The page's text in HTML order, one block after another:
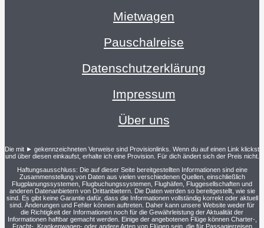
Mietwagen
Pauschalreise
Datenschutzerklärung
Impressum
Über uns
Die mit ► gekennzeichneten Verweise sind Provisionlinks. Wenn du auf einen Link klickst
und über diesen einkaufst, erhalte ich eine Provision. Für dich ändert sich der Preis nicht.
Haftungsausschluss: Die auf dieser Seite bereitgestellten Informationen sind eine
Zusammenstellung von Daten aus vielen verschiedenen Quellen, einschließlich
Flugplanungssystemen, Flugbuchungssystemen, Flughäfen, Fluggesellschaften und
anderen Datenanbietern von Drittanbietern. Die Daten werden so bereitgestellt, wie sie
sind. Es gibt keine Garantie dafür, dass die Informationen vollständig korrekt oder aktuell
sind. Änderungen und Fehler können auftreten. Daher kann unsere Website weder für
die Richtigkeit der Informationen noch für die Gewährleistung der Aktualität der
Informationen haftbar gemacht werden. Einige der angebotenen Flüge können Charter-,
Fracht-, Krankenwagen- oder andere Arten von Flügen sein, die für Passagierreisen